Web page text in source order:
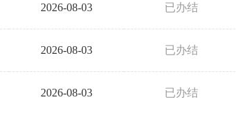
2026-08-03 已办结
2026-08-03 已办结
2026-08-03 已办结